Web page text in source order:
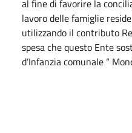
al fine di favorire la
lavoro delle famiglie
utilizzando il contributo
spesa che questo Ente
d’Infanzia comunale “